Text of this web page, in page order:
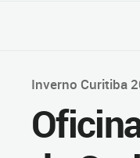
Inverno Curitiba